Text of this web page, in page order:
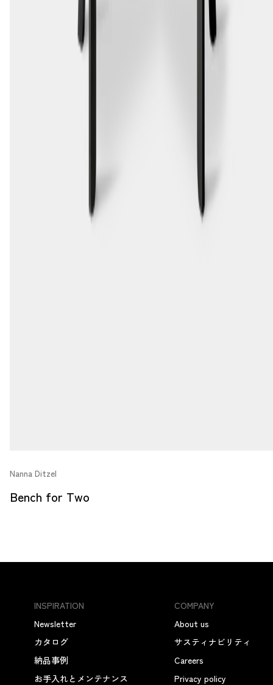
Nanna Ditzel
Bench for Two
INSPIRATION
Newsletter
カタログ
納品事例
お手入れとメンテナンス
COMPANY
About us
サスティナビリティ
Careers
Privacy policy